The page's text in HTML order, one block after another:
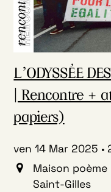
L’ODYSSÉE
| Rencontre +
papiers)
ven 14 Mar 2025
Maison poème
Saint-Gilles